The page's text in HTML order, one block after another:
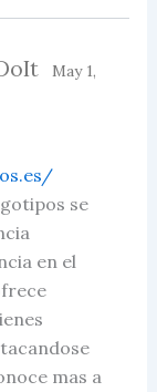
May 1,
se
en el
mas a